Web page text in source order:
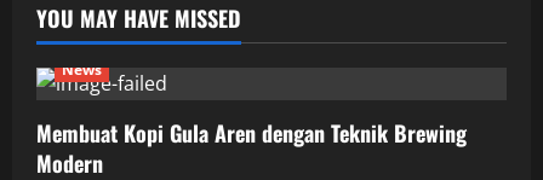
YOU MAY HAVE MISSED
News
Membuat Kopi Gula Aren dengan Teknik Brewing
Modern